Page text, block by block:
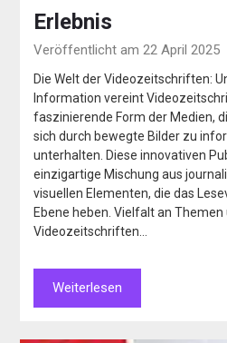
Erlebnis
Veröffentlicht am 22 April 2025
Die Welt der Videozeitschriften:
Information vereint
faszinierende Form der Medien,
sich durch bewegte Bilder zu
unterhalten. Diese innovativen
einzigartige Mischung aus
visuellen Elementen, die das
Ebene heben. Vielfalt an
Videozeitschriften…
Weiterlesen